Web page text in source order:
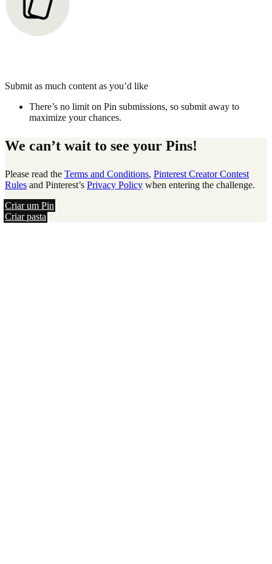
Submit as much content as you’d like
There’s no limit on Pin submissions, so submit away to
maximize your chances.
We can’t wait to see your Pins!
Please read the Terms and Conditions, Pinterest Creator Contest
Rules and Pinterest’s Privacy Policy when entering the challenge.
Criar um Pin
Criar pasta